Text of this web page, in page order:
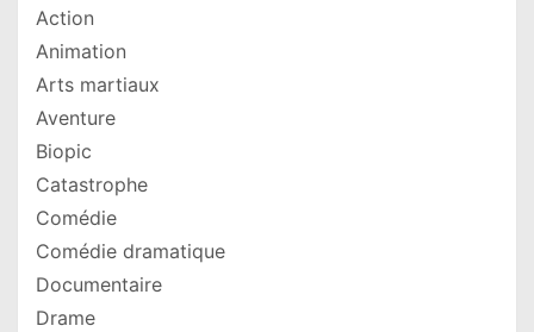
Action
Animation
Arts martiaux
Aventure
Biopic
Catastrophe
Comédie
Comédie dramatique
Documentaire
Drame